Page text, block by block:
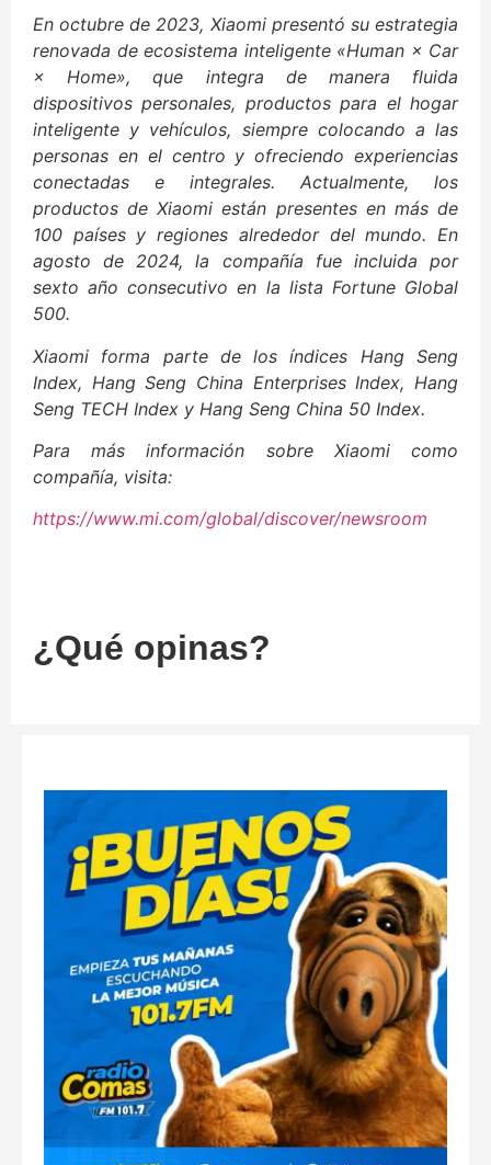
En octubre de 2023, Xiaomi presentó su estrategia
renovada de ecosistema inteligente «Human × Car
× Home», que integra de manera fluida
dispositivos personales, productos para el hogar
inteligente y vehículos, siempre colocando a las
personas en el centro y ofreciendo experiencias
conectadas e integrales. Actualmente, los
productos de Xiaomi están presentes en más de
100 países y regiones alrededor del mundo. En
agosto de 2024, la compañía fue incluida por
sexto año consecutivo en la lista Fortune Global
500.
Xiaomi forma parte de los índices Hang Seng
Index, Hang Seng China Enterprises Index, Hang
Seng TECH Index y Hang Seng China 50 Index.
Para más información sobre Xiaomi como
compañía, visita:
https://www.mi.com/global/discover/newsroom
¿Qué opinas?